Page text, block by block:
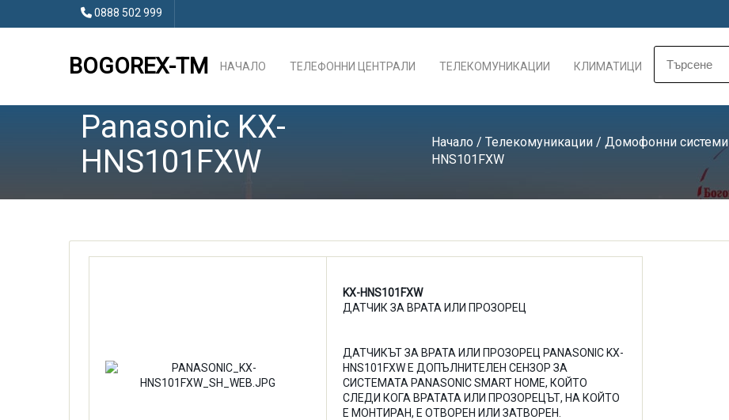
0888 502 999
BOGOREX-TM НАЧАЛО ТЕЛЕФОННИ ЦЕНТРАЛИ ТЕЛЕКОМУНИКАЦИИ КЛИМАТИЦИ
Panasonic KX-
HNS101FXW
Начало / Телекомуникации / Домофонни системи
HNS101FXW
KX-HNS101FXW
ДАТЧИК ЗА ВРАТА ИЛИ ПРОЗОРЕЦ
ДАТЧИКЪТ ЗА ВРАТА ИЛИ ПРОЗОРЕЦ PANASONIC KX-
HNS101FXW Е ДОПЪЛНИТЕЛЕН СЕНЗОР ЗА
СИСТЕМАТА PANASONIC SMART HOME, КОЙТО
СЛЕДИ КОГА ВРАТАТА ИЛИ ПРОЗОРЕЦЪТ, НА КОЙТО
Е МОНТИРАН, Е ОТВОРЕН ИЛИ ЗАТВОРЕН.